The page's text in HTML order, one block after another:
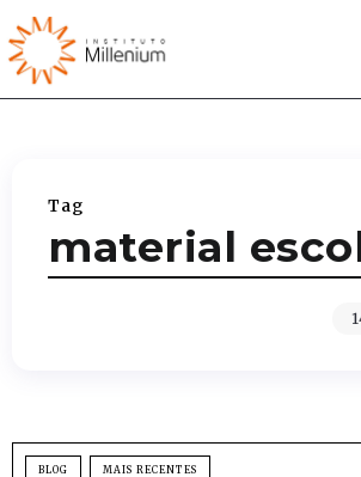
Tag
material
BLOG MAIS RECENTES